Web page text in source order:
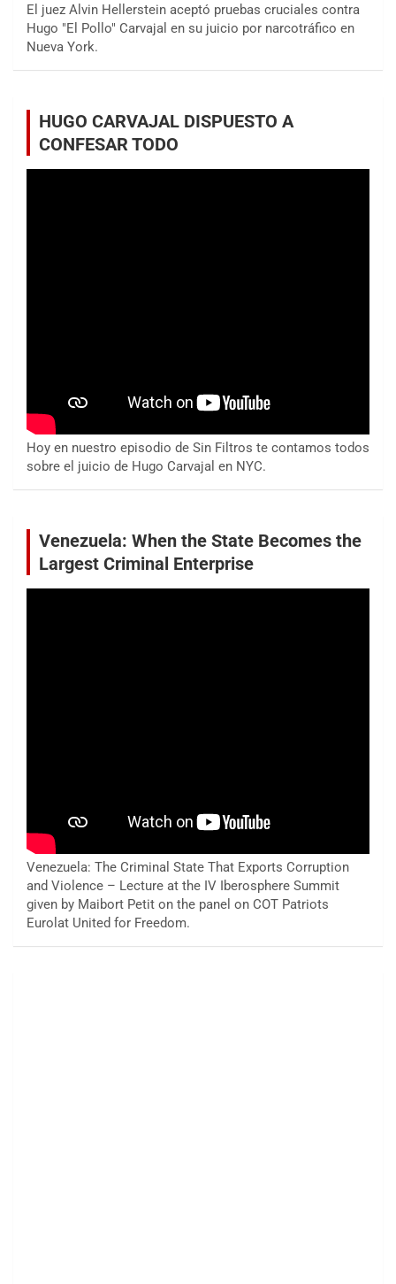
El juez Alvin Hellerstein aceptó pruebas cruciales contra
Hugo "El Pollo" Carvajal en su juicio por narcotráfico en
Nueva York.
HUGO CARVAJAL DISPUESTO A
CONFESAR TODO
Hoy en nuestro episodio de Sin Filtros te contamos todos
sobre el juicio de Hugo Carvajal en NYC.
Venezuela: When the State Becomes the
Largest Criminal Enterprise
Venezuela: The Criminal State That Exports Corruption
and Violence – Lecture at the IV Iberosphere Summit
given by Maibort Petit on the panel on COT Patriots
Eurolat United for Freedom.